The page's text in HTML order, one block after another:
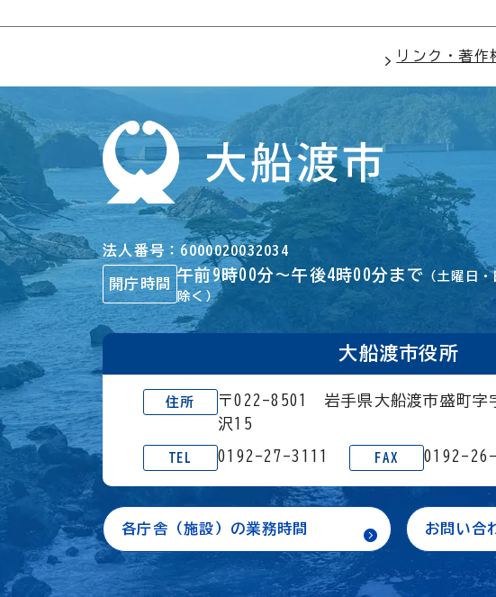
リンク・著作
法人番号 6000020032034
開庁時間
午前9時00分～午後4時00分まで （土曜日
除く）
大船渡市役所
住所
〒022-8501 岩手県大船渡市盛町字
沢15
TEL 0192-27-3111 FAX 0192-
各庁舎（施設）の業務時間 お問い合